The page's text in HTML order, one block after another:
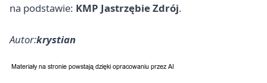
na podstawie: KMP Jastrzębie Zdrój.
Autor:krystian